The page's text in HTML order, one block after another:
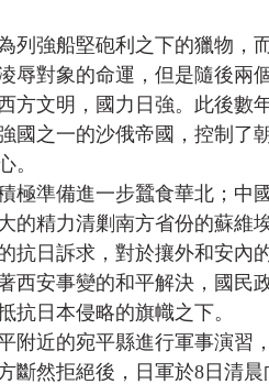
強船堅砲利之下的獵物，
辱對象的命運，但是隨後兩
方文明，國力日強。此後數
國之一的沙俄帝國，控制了
。
準備進一步蠶食華北；中
的精力清剿南方省份的蘇維
抗日訴求，對於攘外和安內
西安事變的和平解決，國民
抗日本侵略的旗幟之下。
近的宛平縣進行軍事演習
斷然拒絕後，日軍於8日清